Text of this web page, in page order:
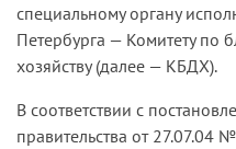
специальному органу
Петербурга — Комитету по
хозяйству (далее — КБДХ).
В соответствии с
правительства от 27.07.04